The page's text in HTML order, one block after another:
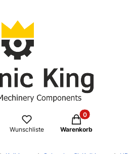
öffnen
Wunschliste
Produkte im
Warenkorb